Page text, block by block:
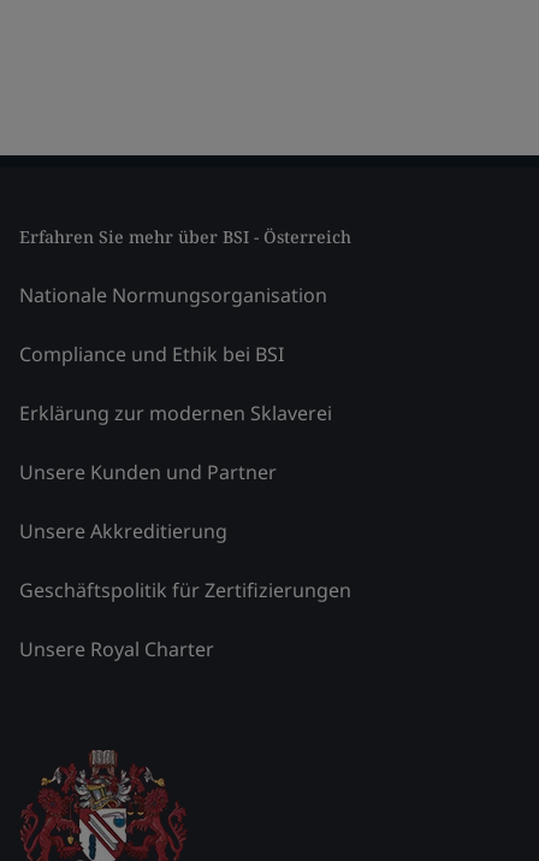
Erfahren Sie mehr über BSI - Österreich
Nationale Normungsorganisation
Compliance und Ethik bei BSI
Erklärung zur modernen Sklaverei
Unsere Kunden und Partner
Unsere Akkreditierung
Geschäftspolitik für Zertifizierungen
Unsere Royal Charter